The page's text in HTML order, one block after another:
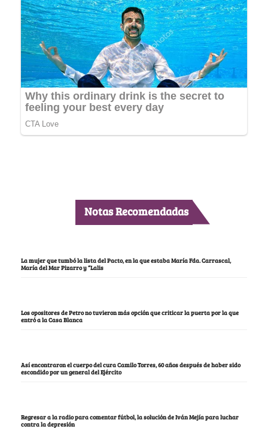
Notas Recomendadas
La mujer que tumbó la lista del Pacto, en la que estaba María Fda. Carrascal,
María del Mar Pizarro y “Lalis
Los opositores de Petro no tuvieron más opción que criticar la puerta por la que
entró a la Casa Blanca
Así encontraron el cuerpo del cura Camilo Torres, 60 años después de haber sido
escondido por un general del Ejército
Regresar a la radio para comentar fútbol, la solución de Iván Mejía para luchar
contra la depresión